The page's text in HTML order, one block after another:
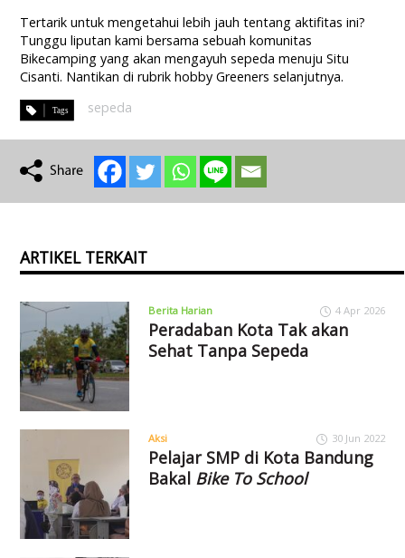
Tertarik untuk mengetahui lebih jauh tentang aktifitas ini?
Tunggu liputan kami bersama sebuah komunitas
Bikecamping yang akan mengayuh sepeda menuju Situ
Cisanti. Nantikan di rubrik hobby Greeners selanjutnya.
sepeda
ARTIKEL TERKAIT
Berita Harian 4 Apr 2026
Peradaban Kota Tak akan
Sehat Tanpa Sepeda
Aksi 30 Jun 2022
Pelajar SMP di Kota Bandung
Bakal Bike To School